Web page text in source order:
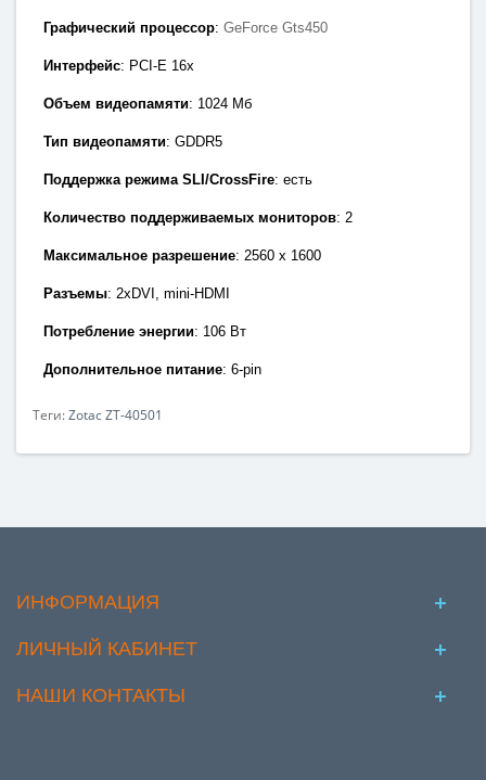
Графический процессор: GeForce Gts450
Интерфейс: PCI-E 1 6x
Объем видеопамяти: 1024 Мб
Тип видеопамяти: GDDR5
Поддержка режима SLI/CrossFire: есть
Количество поддерживаемых мониторов: 2
Максимальное разрешение: 2560 х 1600
Разъемы: 2xDVI, mini-HDMI
Потребление энергии: 106 Вт
Дополнительное питание: 6-pin
Теги:Zotac ZT-40501
ИНФОРМАЦИЯ
ЛИЧНЫЙ КАБИНЕТ
НАШИ КОНТАКТЫ